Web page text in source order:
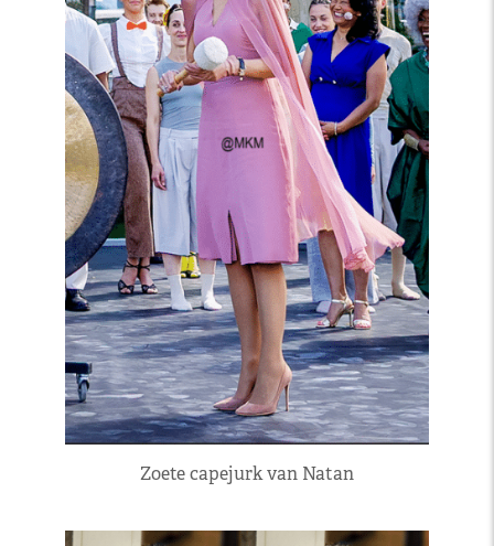
Zoete capejurk van Natan